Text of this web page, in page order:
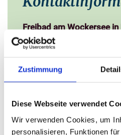
Zustimmung
Diese Webseite verwendet
Wir verwenden Cookies, um
personalisieren, Funktionen
Freibad am Wockersee
Voigsdorfer Weg 12